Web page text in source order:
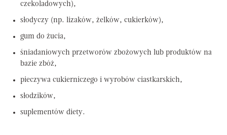
czekoladowych),
słodyczy (np. lizaków, żelków, cukierków),
gum do żucia,
śniadaniowych przetworów zbożowych lub produktów na
bazie zbóż,
pieczywa cukierniczego i wyrobów ciastkarskich,
słodzików,
suplementów diety.